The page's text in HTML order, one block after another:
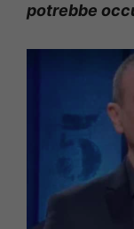
potrebbe